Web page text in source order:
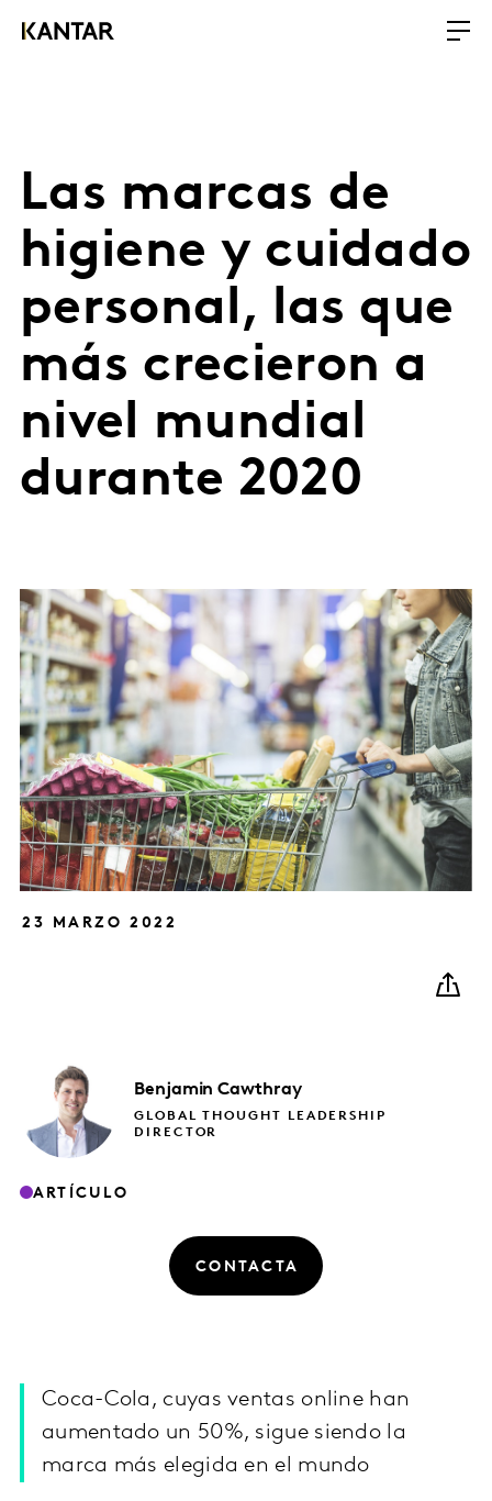
Las marcas de
higiene y cuidado
personal, las que
más crecieron a
nivel mundial
durante 2020
23 MARZO 2022
Benjamin Cawthray
GLOBAL THOUGHT LEADERSHIP
DIRECTOR
ARTÍCULO
CONTACTA
Coca-Cola, cuyas ventas online han
aumentado un 50%, sigue siendo la
marca más elegida en el mundo